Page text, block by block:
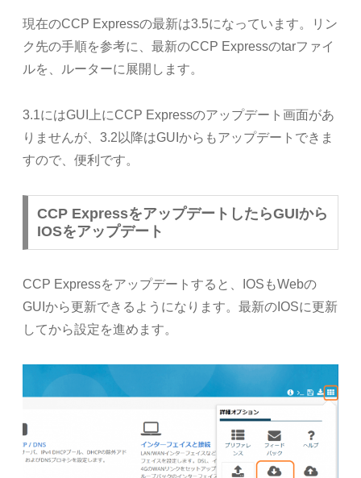
現在のCCP Expressの最新は3.5になっています。リン
ク先の手順を参考に、最新のCCP Expressのtarファイ
ルを、ルーターに展開します。
3.1にはGUI上にCCP Expressのアップデート画面があ
りませんが、3.2以降はGUIからもアップデートできま
すので、便利です。
CCP ExpressをアップデートしたらGUIから
IOSをアップデート
CCP Expressをアップデートすると、IOSもWebの
GUIから更新できるようになります。最新のIOSに更新
してから設定を進めます。